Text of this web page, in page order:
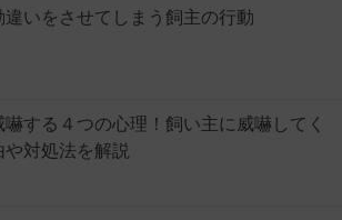
違いをさせてしまう飼主の行動
嚇する４つの心理！飼い主に威嚇してく
や対処法を解説